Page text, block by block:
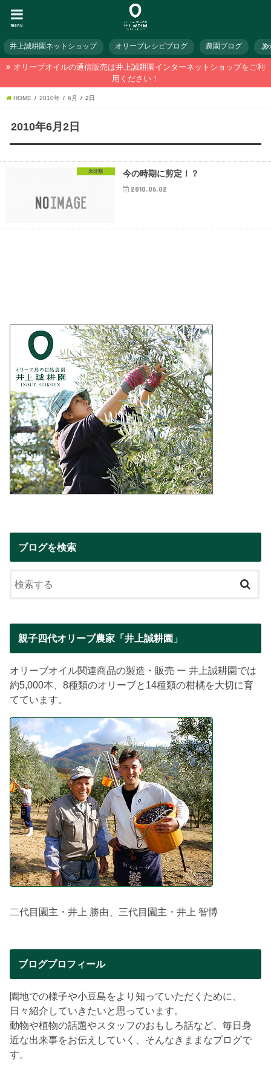
menu
井上誠耕園ネットショップ オリーブレシピブログ 農園ブログ メ
オリーブオイルの通信販売は井上誠耕園インターネットショップをご利
用ください！
HOME 2010年 6月 2日
2010年6月2日
未分類 今の時期に剪定！？
2010.06.02
ブログを検索
親子四代オリーブ農家「井上誠耕園」
オリーブオイル関連商品の製造・販売 ー 井上誠耕園では
約5,000本、8種類のオリーブと14種類の柑橘を大切に育
てています。
二代目園主・井上 勝由、三代目園主・井上 智博
ブログプロフィール
園地での様子や小豆島をより知っていただくために、
日々紹介していきたいと思っています。
動物や植物の話題やスタッフのおもしろ話など、毎日身
近な出来事をお伝えしていく、そんなきままなブログで
す。